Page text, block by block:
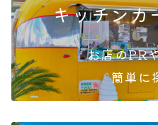
キッチンカ
お店のPR
簡単に